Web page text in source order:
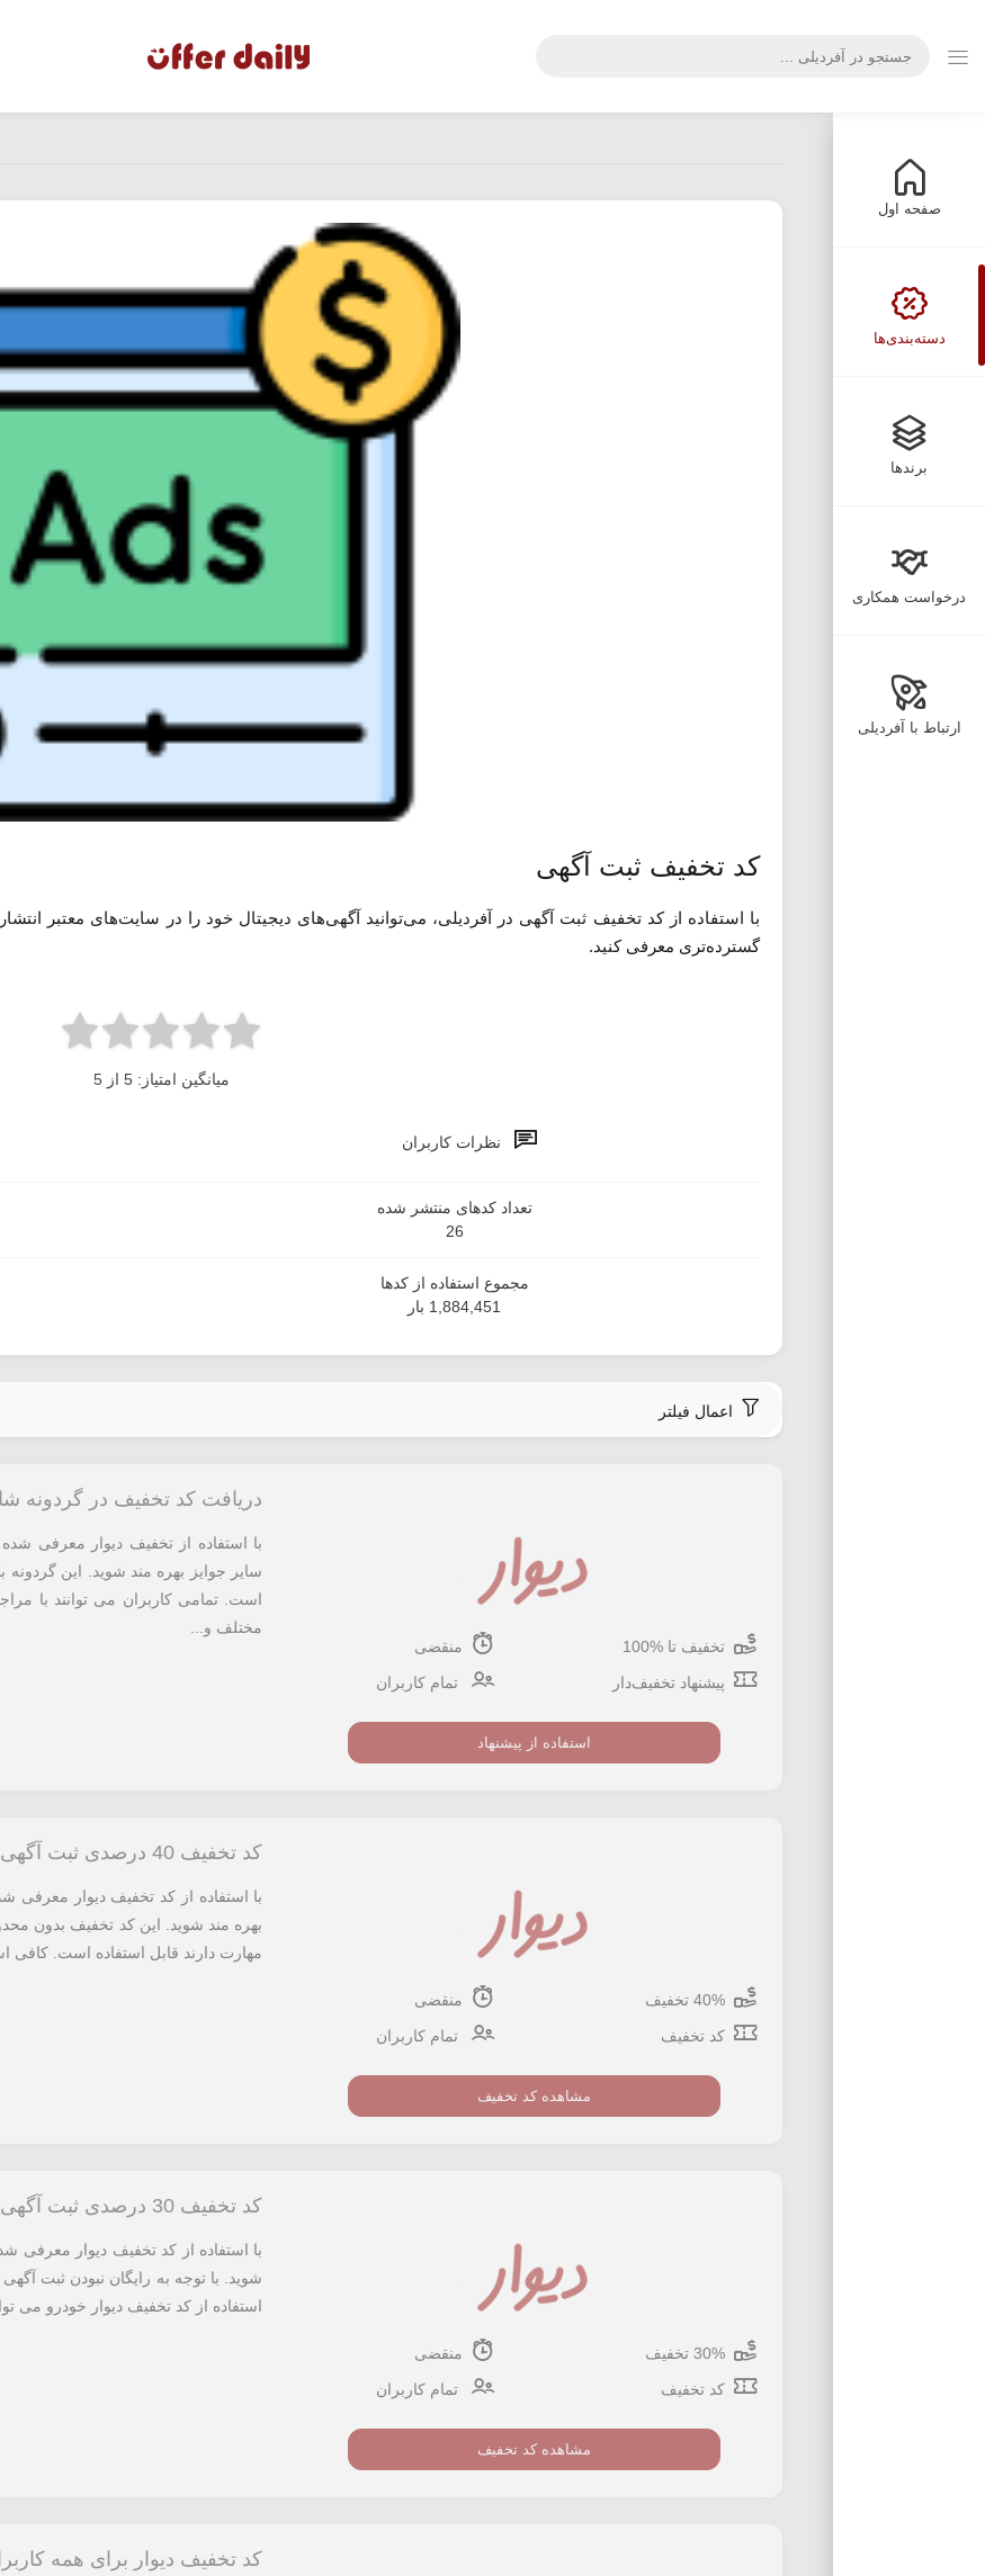
صفحه اول
دسته‌بندی‌ها
برندها
درخواست همکاری
ارتباط با آفردیلی
کد تخفیف ثبت آگهی
با استفاده از کد تخفیف ثبت آگهی در آفردیلی، می‌توانید آگهی‌های دیجیتال خود را در سایت‌های معتبر
گسترده‌تری معرفی کنید.
میانگین امتیاز: 5 از 5
نظرات کاربران
تعداد کدهای منتشر شده
26
مجموع استفاده از کدها
1,884,451 بار
اعمال فیلتر
تخفیف تا %100
منقضی
پیشنهاد تخفیف‌دار
تمام کاربران
استفاده از پیشنهاد
دریافت کد تخفیف در گردونه
با استفاده از تخفیف دیوار معرفی
سایر جوایز بهره مند شوید. این
است. تمامی کاربران می توانند با
مختلف و...
منقضی
کد تخفیف
تمام کاربران
مشاهده کد تخفیف
کد تخفیف 40 درصدی ثبت آگهی پیشه و مهارت دیوار
بهره مند شوید. این کد تخفیف بدون
مهارت دارند قابل استفاده است. کافی
منقضی
کد تخفیف
تمام کاربران
مشاهده کد تخفیف
کد تخفیف 30 درصدی ثبت آگهی خودرو دیوار
شوید. با توجه به رایگان نبودن ثبت
استفاده از کد تخفیف دیوار خودرو می
کد تخفیف دیوار برای همه